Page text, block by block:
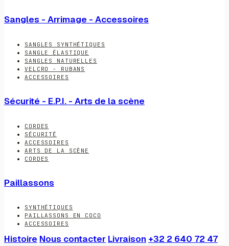
Sangles - Arrimage - Accessoires
SANGLES SYNTHÉTIQUES
SANGLE ÉLASTIQUE
SANGLES NATURELLES
VELCRO - RUBANS
ACCESSOIRES
Sécurité - E.P.I. - Arts de la scène
CORDES
SÉCURITÉ
ACCESSOIRES
ARTS DE LA SCÈNE
CORDES
Paillassons
SYNTHÉTIQUES
PAILLASSONS EN COCO
ACCESSOIRES
Histoire Nous contacter Livraison +32 2 640 72 47